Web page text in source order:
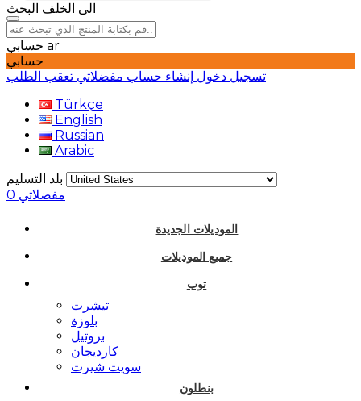
الى الخلف البحث
ar
حسابي
تسجيل دخول إنشاء حساب مفضلاتي تعقب الطلب
Türkçe
English
Russian
Arabic
بلد التسليم
مفضلاتي 0
الموديلات الجديدة
جميع الموديلات
توب
تيشرت
بلوزة
بروتيل
كارديجان
سويت شيرت
بنطلون